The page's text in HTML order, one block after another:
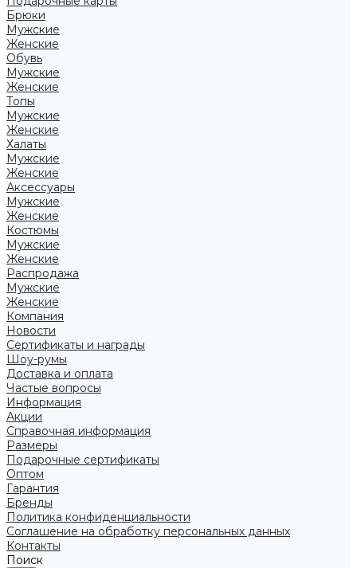
Брюки
Мужские
Женские
Обувь
Мужские
Женские
Топы
Мужские
Женские
Халаты
Мужские
Женские
Аксессуары
Мужские
Женские
Костюмы
Мужские
Женские
Распродажа
Мужские
Женские
Компания
Новости
Сертификаты и награды
Шоу-румы
Доставка и оплата
Частые вопросы
Информация
Акции
Справочная информация
Размеры
Подарочные сертификаты
Оптом
Гарантия
Бренды
Политика конфиденциальности
Соглашение на обработку персональных данных
Контакты
Поиск